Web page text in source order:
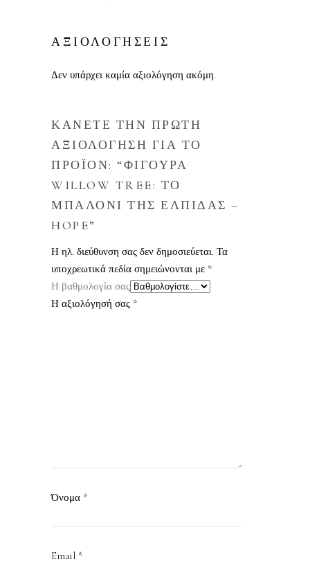
ΑΞΙΟΛΟΓΗΣΕΙΣ
Δεν υπάρχει καμία αξιολόγηση ακόμη.
ΚΑΝΕΤΕ ΤΗΝ ΠΡΩΤΗ
ΑΞΙΟΛΟΓΗΣΗ ΓΙΑ ΤΟ
ΠΡΟΪΟΝ: “ΦΙΓΟΥΡΑ
WILLOW TREE: ΤΟ
ΜΠΑΛΟΝΙ ΤΗΣ ΕΛΠΙΔΑΣ –
HOPE”
Η ηλ. διεύθυνση σας δεν δημοσιεύεται. Τα
υποχρεωτικά πεδία σημειώνονται με *
Η βαθμολογία σας
Η αξιολόγησή σας *
Όνομα *
Email *